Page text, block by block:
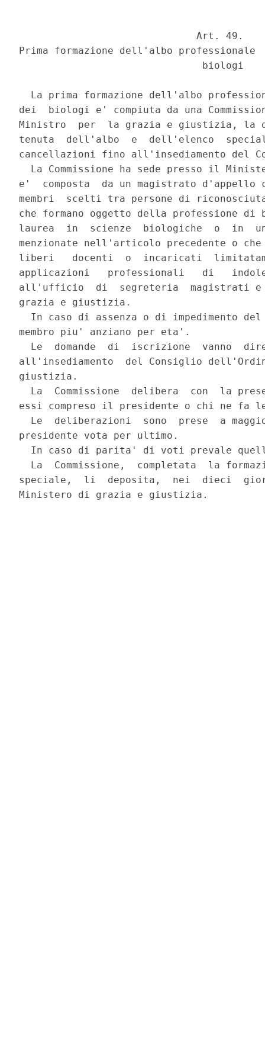
                              Art. 49.
Prima formazione dell'albo
                               biologi
La prima formazione dell'albo
dei  biologi e' compiuta da una
Ministro  per  la grazia e giustizia, la
tenuta  dell'albo  e  dell'elenco
cancellazioni fino all'insediamento del
La Commissione ha sede presso il
e'  composta  da un magistrato d'appello
membri  scelti tra persone di
che formano oggetto della professione di
laurea  in  scienze  biologiche  o  in
menzionate nell'articolo precedente o
liberi   docenti  o  incaricati
applicazioni   professionali   di
all'ufficio  di  segreteria  magistrati e
grazia e giustizia.
In caso di assenza o di impedimento
membro piu' anziano per eta'.
Le  domande  di  iscrizione  vanno
all'insediamento  del Consiglio
giustizia.
La  Commissione  delibera  con  la
essi compreso il presidente o chi ne fa
Le  deliberazioni  sono  prese  a
presidente vota per ultimo.
In caso di parita' di voti prevale
La  Commissione,  completata  la
speciale,  li  deposita,  nei  dieci